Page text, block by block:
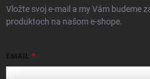
Vložte svoj e-mail a my Vám budeme
produktoch na našom e-shope.
EMAIL